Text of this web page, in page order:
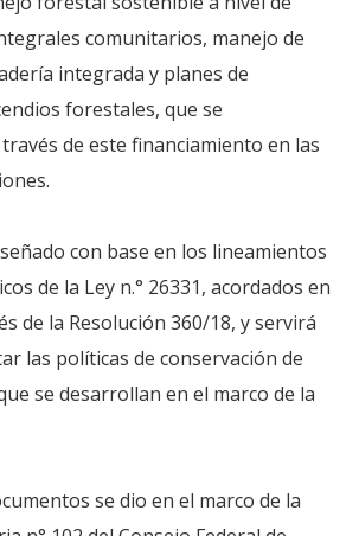
comunitarios, manejo de
integrada y planes de
forestales, que se
de este financiamiento en las
con base en los lineamientos
de la Ley n.° 26331, acordados en
de la Resolución 360/18, y servirá
las políticas de conservación de
se desarrollan en el marco de la
se dio en el marco de la